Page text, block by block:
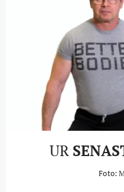
UR
Foto: